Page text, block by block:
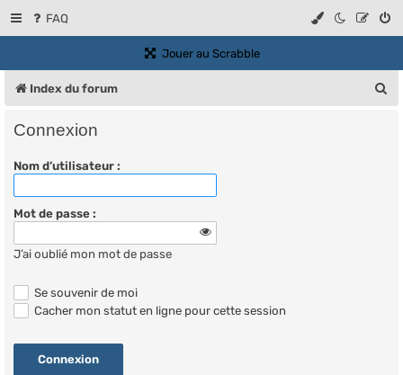
FAQ
Jouer au Scrabble(Ouvre un nouvel onglet)
Index du forum
Connexion
Nom d’utilisateur :
Mot de passe :
J’ai oublié mon mot de passe
Se souvenir de moi
Cacher mon statut en ligne pour cette session